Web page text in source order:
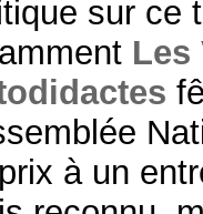
sur ce
Les
à un